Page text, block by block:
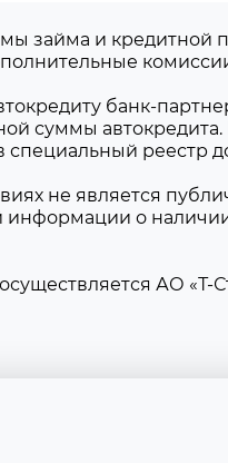
займа и
банк-
суммы
специальный реестр
не является
информации о
АО «Т-